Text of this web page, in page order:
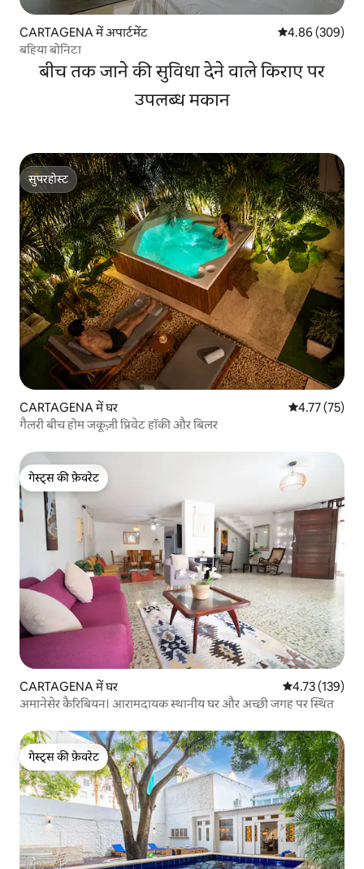
CARTAGENA में अपार्टमेंट औसत रेटिंग 5 में से
4.86 (309)
बहिया बोनिटा
बीच तक जाने की सुविधा देने वाले किराए पर
उपलब्ध मकान
सुपरहोस्ट
सुपरहोस्ट
CARTAGENA में घर औसत रेटिंग 5 में
4.77 (75)
गैलरी बीच होम जकूज़ी प्रिवेट हॉकी और बिलर
गेस्ट्स की फ़ेवरेट
गेस्ट्स की फ़ेवरेट
CARTAGENA में घर औसत रेटिंग 5 में से
4.73 (139)
अमानेसेर कैरिबियन। आरामदायक स्थानीय घर और अच्छी जगह पर स्थित
गेस्ट्स की फ़ेवरेट
गेस्ट्स की फ़ेवरेट